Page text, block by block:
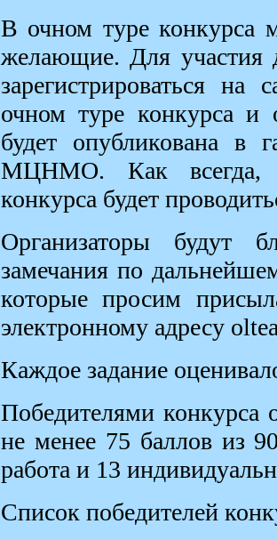
В очном туре конкурса
желающие. Для участия
зарегистрироваться
очном туре конкурса и
будет опубликована в
МЦНМО. Как всегда,
конкурса будет
Организаторы будут
замечания по
которые просим
электронному адресу
Каждое задание
Победителями конкурса
не менее 75 баллов из
работа и 13
Список победителей